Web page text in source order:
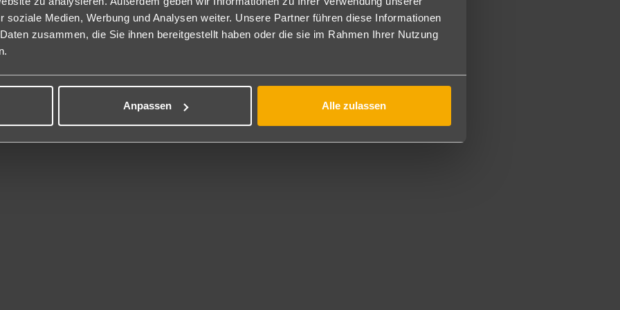
soziale Medien, Werbung und Analysen weiter. Unsere Partner führen diese Informationen
zusammen, die Sie ihnen bereitgestellt haben oder die sie im Rahmen Ihrer Nutzung
Anpassen Alle zulassen
verfügen zusätzlich über Meerblick und befinden sich im Hauptgebäude.
zur Alleinnutzung (DEM) buchbar.
Sparzimmer: Die Super-Sparzimmer (SSZ) verfügen über die gleiche Ausstattung wie die Bungalow Gartenblick, sind in der
Die Familienzimmer (DF2) haben die gleiche Ausstattung wie die Bungalow Gartenblick, sind jedoch größer (ca.
m²), bestehen aus 2 Schlafräumen und einem Bad sowie Balkon oder Terrasse.
buchbar als Typ I Zimmer (DFI) mit speziellem Preis und begrenztem Kontingent.
Aufpreis auch mit Poolblick (FP2) buchbar.
Meerblick: Die Suiten Meerblick (S2M) haben die gleiche Ausstattung wie die Bungalow Gartenblick, jedoch geräumiger (ca.